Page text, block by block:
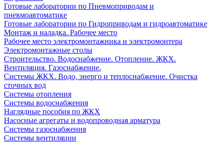
Готовые лаборатории по Пневмоприводам и
пневмоавтоматике
Готовые лаборатории по Гидроприводам и гидроавтоматике
Монтаж и наладка. Рабочее место
Рабочее место электромонтажника и электромонтера
Электромонтажные столы
Строительство. Водоснабжение. Отопление. ЖКХ.
Вентиляция. Газоснабжение.
Системы ЖКХ. Водо, энерго и теплоснабжение. Очистка
сточных вод
Системы отопления
Системы водоснабжения
Наглядные пособия по ЖКХ
Насосные агрегаты и водопроводная арматура
Системы газоснабжения
Системы вентиляции